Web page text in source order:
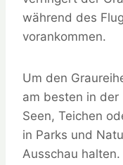
während des
vorankommen.
Um den
am besten in der
Seen, Teichen
in Parks und
Ausschau